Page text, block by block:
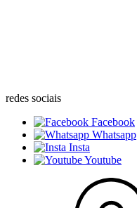
redes sociais
Facebook
Whatsapp
Insta
Youtube